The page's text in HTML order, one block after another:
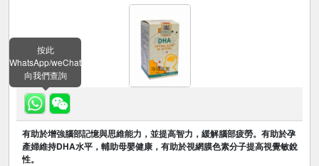
按此
WhatsApp/weChat
向我們查詢
有助於增強腦部記憶與思維能力，並提高智力，緩解腦部疲勞。有助於孕
產婦維持DHA水平，輔助母嬰健康，有助於視網膜色素分子提高視覺敏銳
性。